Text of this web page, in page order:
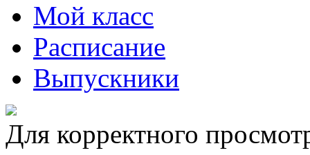
Мой класс
Расписание
Выпускники
Для корректного